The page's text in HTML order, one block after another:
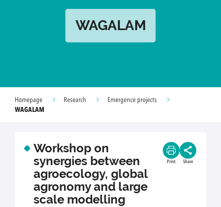
WAGALAM
Homepage Research
Emergence projects
WAGALAM
Workshop on
synergies between
agroecology, global
agronomy and large
scale modelling
Print Share